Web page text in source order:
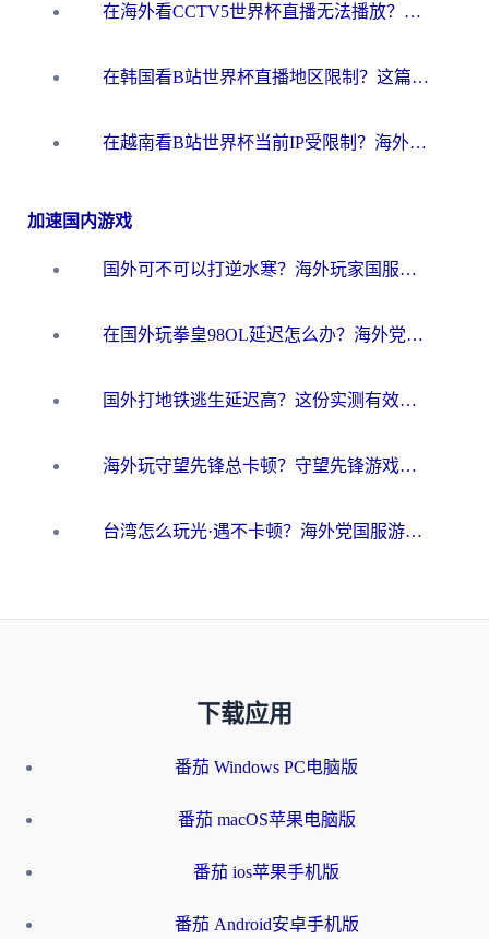
在海外看CCTV5世界杯直播无法播放？这篇指南让你和国内球迷同步呐喊
在韩国看B站世界杯直播地区限制？这篇指南让你告别“当前地区不可播放”
在越南看B站世界杯当前IP受限制？海外党体育观赛终极指南来了
加速国内游戏
国外可不可以打逆水寒？海外玩家国服畅玩终极指南（附漫威荒野乱斗加速方案）
在国外玩拳皇98OL延迟怎么办？海外党亲测有效的低延迟指南
国外打地铁逃生延迟高？这份实测有效的低延迟指南帮你吃鸡
海外玩守望先锋总卡顿？守望先锋游戏加速器在哪里买&避坑指南（附欧洲非洲游戏实测）
台湾怎么玩光·遇不卡顿？海外党国服游戏加速终极攻略（附实测体验）
下载应用
番茄 Windows PC电脑版
番茄 macOS苹果电脑版
番茄 ios苹果手机版
番茄 Android安卓手机版